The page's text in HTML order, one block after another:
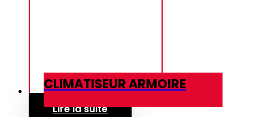
CLIMATISEUR ARMOIRE
Lire la suite